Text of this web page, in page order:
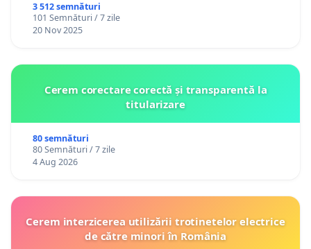
3 512 semnături
101 Semnături / 7 zile
20 Nov 2025
Cerem corectare corectă și transparentă la
titularizare
80 semnături
80 Semnături / 7 zile
4 Aug 2026
Cerem interzicerea utilizării trotinetelor electrice
de către minori în România